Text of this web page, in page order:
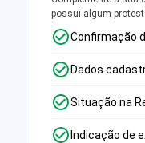
possui algum
Confirmação
Dados
Situação na
Indicação de